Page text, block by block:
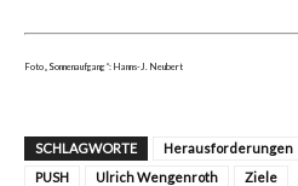
Foto „Sonnenaufgang“: Hanns-J. Neubert
SCHLAGWORTE Herausforderungen
PUSH
Ulrich Wengenroth Ziele